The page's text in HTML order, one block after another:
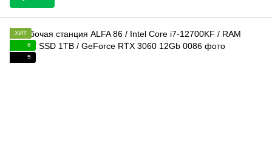
ХИТ
6
5